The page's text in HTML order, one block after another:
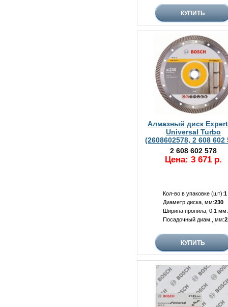
Алмазный диск
Universal Turbo
(2608602578, 2 608 602
2 608 602 578
Цена: 3 671 р.
Кол-во в упаковке (шт):1
Диаметр диска, мм:230
Ширина пропила, 0,1
Посадочный диам., мм: